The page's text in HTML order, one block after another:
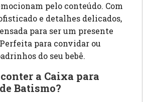
pelo conteúdo. Com
e detalhes delicados,
para ser um presente
para convidar ou
do seu bebê.
conter a Caixa para
Batismo?